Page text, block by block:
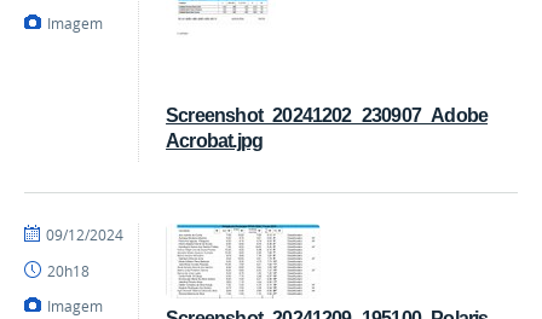
Screenshot_20241202_230907_Adobe
Acrobat.jpg
Imagem
por
publicado
09/12/2024
20h18
Imagem